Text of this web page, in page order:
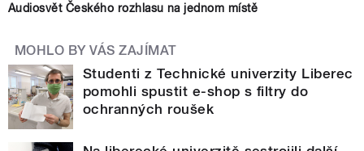
Audiosvět Českého rozhlasu na jednom místě
MOHLO BY VÁS ZAJÍMAT
Studenti z Technické univerzity Liberec
pomohli spustit e-shop s filtry do
ochranných roušek